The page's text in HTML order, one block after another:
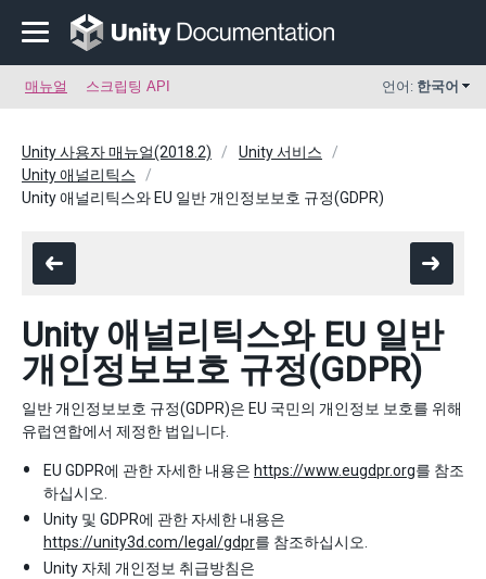
매뉴얼 스크립팅 API 언어: 한국어
Unity 사용자 매뉴얼(2018.2)
Unity 서비스
Unity 애널리틱스
Unity 애널리틱스와 EU 일반 개인정보보호 규정(GDPR)
Unity 애널리틱스와 EU 일반
개인정보보호 규정(GDPR)
일반 개인정보보호 규정(GDPR)은 EU 국민의 개인정보 보호를 위해
유럽연합에서 제정한 법입니다.
EU GDPR에 관한 자세한 내용은 https://www.eugdpr.org를 참조
하십시오.
Unity 및 GDPR에 관한 자세한 내용은
https://unity3d.com/legal/gdpr를 참조하십시오.
Unity 자체 개인정보 취급방침은